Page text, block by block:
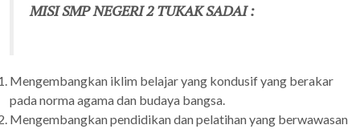
MISI SMP NEGERI 2 TUKAK SADAI :
Mengembangkan iklim belajar yang kondusif yang berakar
pada norma agama dan budaya bangsa.
Mengembangkan pendidikan dan pelatihan yang berwawasan